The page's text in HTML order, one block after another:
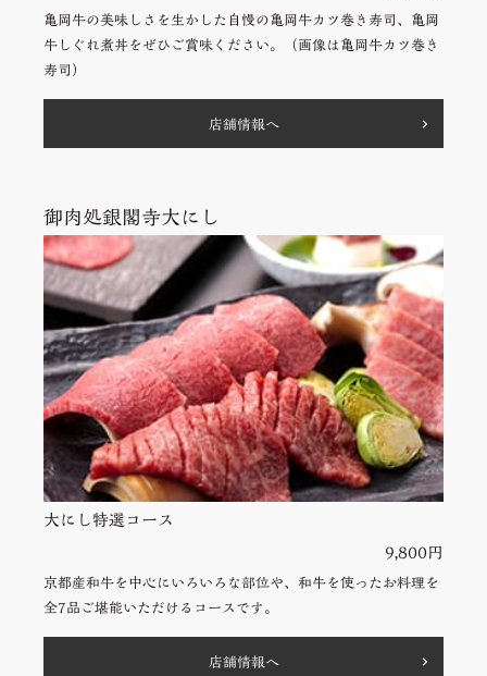
亀岡牛の美味しさを生かした自慢の亀岡牛カツ巻き寿司、亀岡
牛しぐれ煮丼をぜひご賞味ください。（画像は亀岡牛カツ巻き
寿司）
店舗情報へ
御肉処銀閣寺大にし
大にし特選コース
9,800円
京都産和牛を中心にいろいろな部位や、和牛を使ったお料理を
全7品ご堪能いただけるコースです。
店舗情報へ